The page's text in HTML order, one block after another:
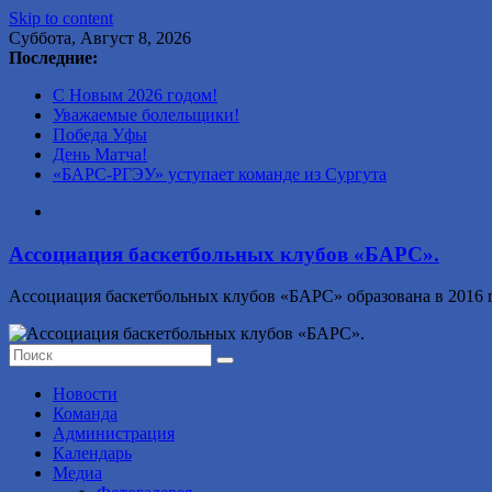
Skip to content
Суббота, Август 8, 2026
Последние:
С Новым 2026 годом!
Уважаемые болельщики!
Победа Уфы
День Матча!
«БАРС-РГЭУ» уступает команде из Сургута
Ассоциация баскетбольных клубов «БАРС».
Ассоциация баскетбольных клубов «БАРС» образована в 2016
Новости
Команда
Администрация
Календарь
Медиа